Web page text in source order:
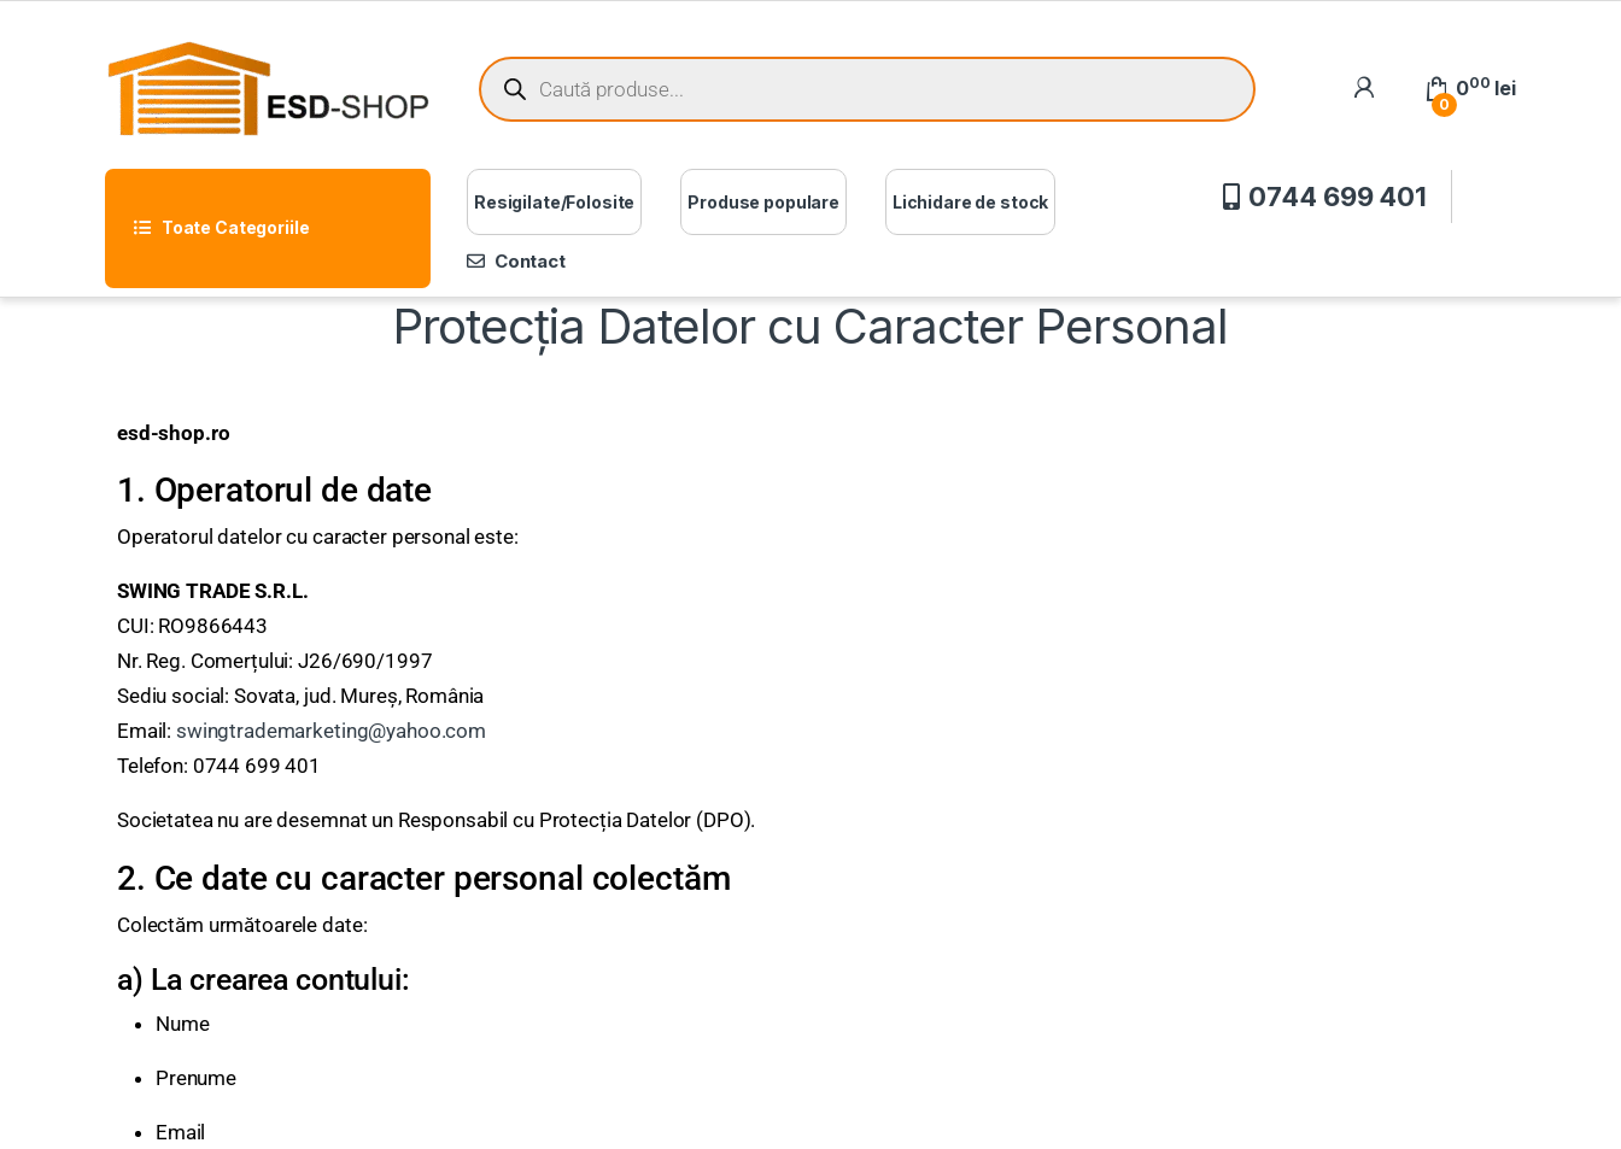
0
000 lei
Toate Categoriile
Resigilate/Folosite Produse populare Lichidare de stock 0744 699 401
Contact
Protecția Datelor cu Caracter Personal
esd-shop.ro
1. Operatorul de date
Operatorul datelor cu caracter personal este:
SWING TRADE S.R.L.
CUI: RO9866443
Nr. Reg. Comerțului: J26/690/1997
Sediu social: Sovata, jud. Mureș, România
Email:swingtrademarketing@yahoo.com
Telefon: 0744 699 401
Societatea nu are desemnat un Responsabil cu Protecția Datelor (DPO).
2. Ce date cu caracter personal colectăm
Colectăm următoarele date:
a) La crearea contului:
Nume
Prenume
Email